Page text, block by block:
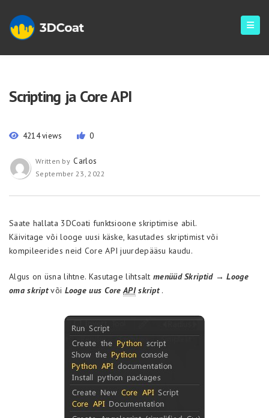
Scripting ja Core API
4214 views 0
Written by Carlos
September 23, 2022
Saate hallata 3DСoati funktsioone skriptimise abil.
Käivitage või looge uusi käske, kasutades skriptimist või
kompileerides neid Core API juurdepääsu kaudu.
Algus on üsna lihtne. Kasutage lihtsalt menüüd Skriptid→Looge
oma skriptvõi Looge uus CoreAPIskript.